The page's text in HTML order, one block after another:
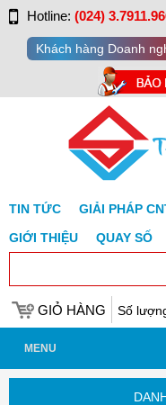
Hotline: (024)
Khách hàng Doanh
TIN TỨC GIẢI PHÁP
GIỚI THIỆU
QUAY SỐ
GIỎ HÀNG Số
MENU